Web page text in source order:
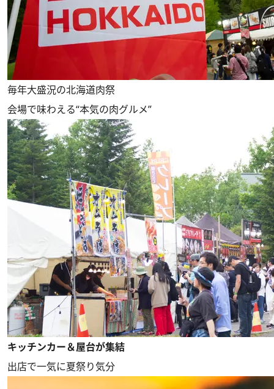
毎年大盛況の北海道肉祭
会場で味わえる“本気の肉グルメ”
キッチンカー＆屋台が集結
出店で一気に夏祭り気分